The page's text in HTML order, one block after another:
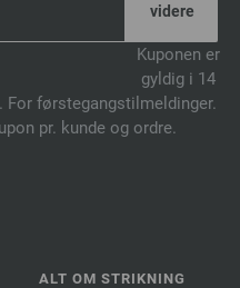
Kuponen er
gyldig i 14
For førstegangstilmeldinger.
pr. kunde og ordre.
ALT OM STRIKNING